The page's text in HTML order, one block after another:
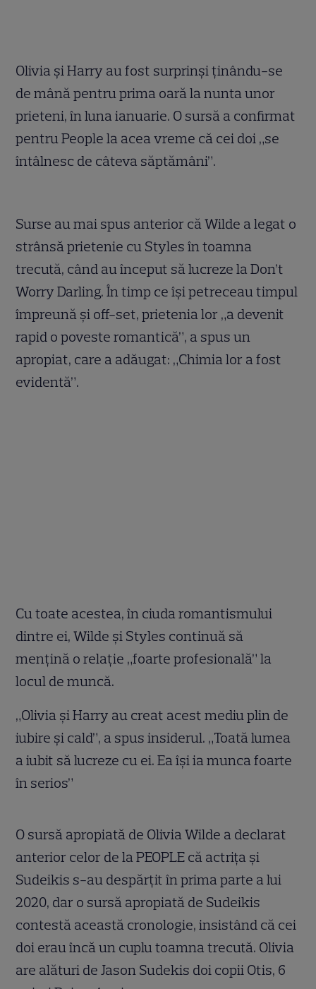
Olivia și Harry au fost surprinși ținându-se
de mână pentru prima oară la nunta unor
prieteni, în luna ianuarie. O sursă a confirmat
pentru People la acea vreme că cei doi „se
întâlnesc de câteva săptămâni”.
Surse au mai spus anterior că Wilde a legat o
strânsă prietenie cu Styles în toamna
trecută, când au început să lucreze la Don’t
Worry Darling. În timp ce își petreceau timpul
împreună și off-set, prietenia lor „a devenit
rapid o poveste romantică”, a spus un
apropiat, care a adăugat: „Chimia lor a fost
evidentă”.
Cu toate acestea, în ciuda romantismului
dintre ei, Wilde și Styles continuă să
mențină o relație „foarte profesională” la
locul de muncă.
„Olivia și Harry au creat acest mediu plin de
iubire și cald”, a spus insiderul. „Toată lumea
a iubit să lucreze cu ei. Ea își ia munca foarte
în serios”
O sursă apropiată de Olivia Wilde a declarat
anterior celor de la PEOPLE că actrița și
Sudeikis s-au despărțit în prima parte a lui
2020, dar o sursă apropiată de Sudeikis
contestă această cronologie, insistând că cei
doi erau încă un cuplu toamna trecută. Olivia
are alături de Jason Sudekis doi copii Otis, 6